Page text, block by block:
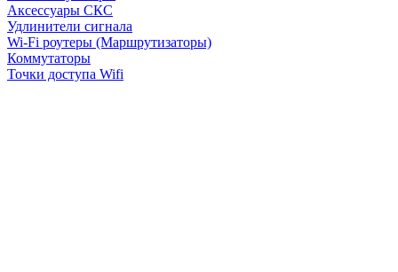
Аксессуары СКС
Удлинители сигнала
Wi-Fi роутеры (Маршрутизаторы)
Коммутаторы
Точки доступа Wifi